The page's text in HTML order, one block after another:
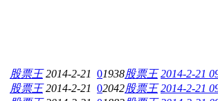
股票王 2014-2-21 01938股票王 2014-2-21
股票王 2014-2-21 02042股票王 2014-2-21